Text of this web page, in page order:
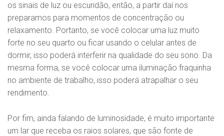
os sinais de luz ou escuridão, então, a partir daí nos
preparamos para momentos de concentração ou
relaxamento. Portanto, se você colocar uma luz muito
forte no seu quarto ou ficar usando o celular antes de
dormir, isso poderá interferir na qualidade do seu sono. Da
mesma forma, se você colocar uma iluminação fraquinha
no ambiente de trabalho, isso poderá atrapalhar o seu
rendimento.
Por fim, ainda falando de luminosidade, é muito importante
um lar que receba os raios solares, que são fonte de